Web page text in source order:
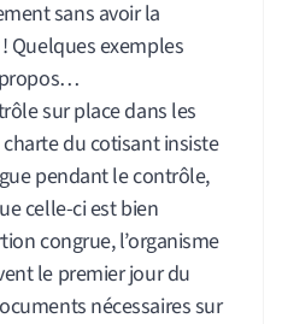
sans avoir la
Quelques exemples
sur place dans les
charte du cotisant insiste
pendant le contrôle,
celle-ci est bien
congrue, l’organisme
le premier jour du
nécessaires sur